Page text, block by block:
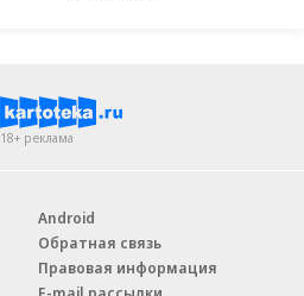
18+ реклама
Android
Обратная связь
Правовая информация